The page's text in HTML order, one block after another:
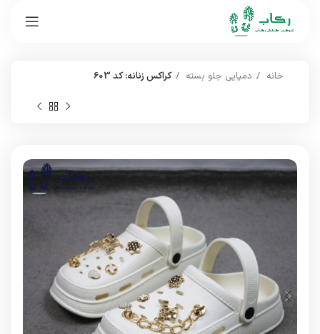
خانه دمپایی جلو بسته کراکس زنانه: کد 603